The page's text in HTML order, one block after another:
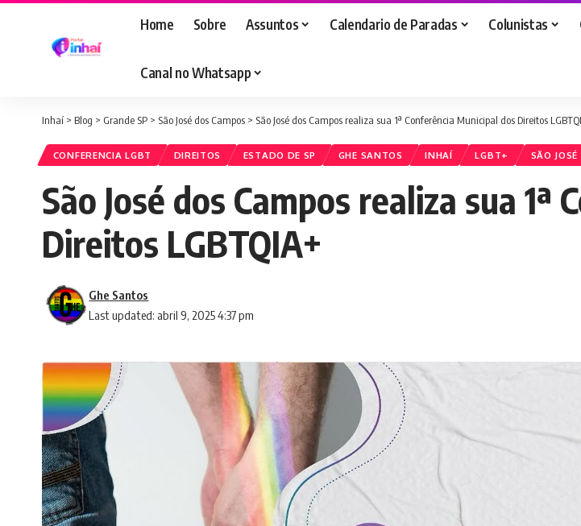
Home Sobre Assuntos Calendario de Paradas Colunistas
Canal no Whatsapp
Inhaí > Blog > Grande SP > São José dos Campos > São José dos Campos realiza sua 1ª Conferência Municipal dos Direitos
CONFERENCIA LGBT DIREITOS ESTADO DE SP GHE SANTOS INHAÍ LGBT+ SÃO
São José dos Campos realiza sua
Direitos LGBTQIA+
Last updated: abril 9, 2025 4:37 pm
Ghe Santos